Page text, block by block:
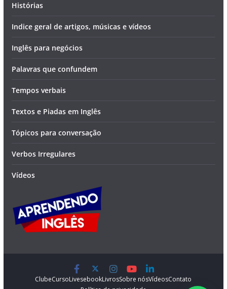
Histórias
Indice geral de artigos, músicas e vídeos
Inglês para negócios
Palavras que confundem
Tempos verbais
Textos e Piadas em Inglês
Tópicos para conversação
Verbos Irregulares
Vídeos
ClubeCursoLivesebookLivrosSobre nósVídeosContato